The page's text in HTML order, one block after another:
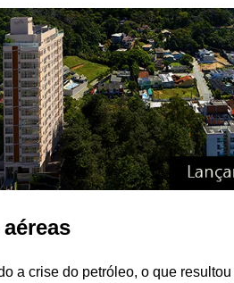
a crise do petróleo, o que